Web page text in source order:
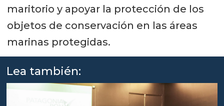
maritorio y apoyar la protección de los
objetos de conservación en las áreas
marinas protegidas.
Lea también: